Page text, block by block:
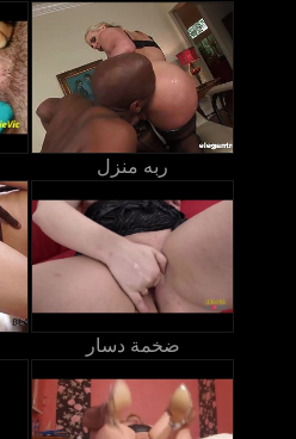
ربه منزل
ضخمة دسار